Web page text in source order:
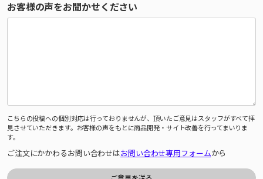
お客様の声をお聞かせください
こちらの投稿への個別対応は行っておりませんが、頂いたご意見はスタッフがすべて拝
見させていただきます。お客様の声をもとに商品開発・サイト改善を行ってまいりま
す。
ご注文にかかわるお問い合わせはお問い合わせ専用フォームから